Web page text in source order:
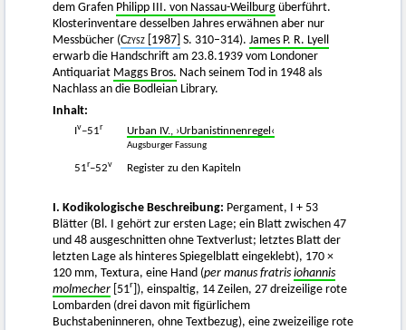
dem Grafen Philipp III. von Nassau-Weilburg überführt.
Klosterinventare desselben Jahres erwähnen aber nur
Messbücher (Czysz [1987] S. 310–314). James P. R. Lyell
erwarb die Handschrift am 23.8.1939 vom Londoner
Antiquariat Maggs Bros. Nach seinem Tod in 1948 als
Nachlass an die Bodleian Library.
Inhalt:
v–51r Urban IV., ›Urbanistinnenregel‹
Augsburger Fassung
51r–52v Register zu den Kapiteln
I. Kodikologische Beschreibung: Pergament, I + 53
Blätter (Bl. I gehört zur ersten Lage; ein Blatt zwischen 47
und 48 ausgeschnitten ohne Textverlust; letztes Blatt der
letzten Lage als hinteres Spiegelblatt eingeklebt), 170 ×
120 mm, Textura, eine Hand (per manus fratris iohannis
molmecher [51r ]), einspaltig, 14 Zeilen, 27 dreizeilige rote
Lombarden (drei davon mit figürlichem
Buchstabeninneren, ohne Textbezug), eine zweizeilige rote